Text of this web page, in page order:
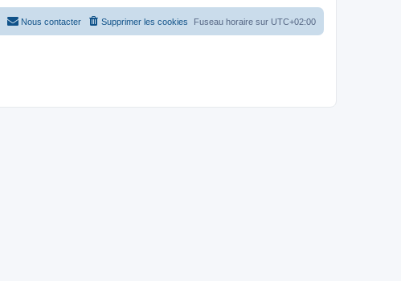
Fuseau horaire sur UTC+02:00
Supprimer les cookies
Nous contacter